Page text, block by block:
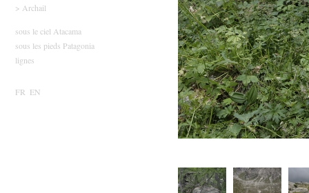
> Archail
sous le ciel Atacama
sous les pieds Patagonia
lignes
FR EN